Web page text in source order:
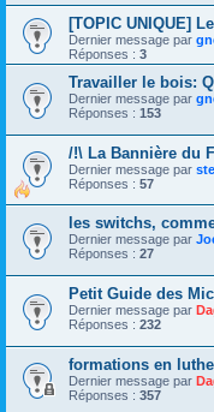
[TOPIC UNIQUE]
Dernier message par
Réponses : 3
Travailler le bois:
Dernier message par
Réponses : 153
/!\ La Bannière du
Dernier message par
Réponses : 57
les switchs,
Dernier message par
Réponses : 27
Petit Guide des
Dernier message par
Réponses : 232
formations en
Dernier message par
Réponses : 357